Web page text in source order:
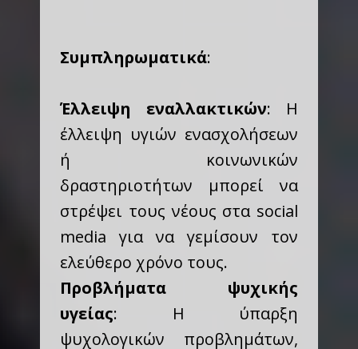
Συμπληρωματικά:
Έλλειψη εναλλακτικών: Η
έλλειψη υγιών ενασχολήσεων
ή κοινωνικών
δραστηριοτήτων μπορεί να
στρέψει τους νέους στα social
media για να γεμίσουν τον
ελεύθερο χρόνο τους.
Προβλήματα ψυχικής
υγείας: Η ύπαρξη
ψυχολογικών προβλημάτων,